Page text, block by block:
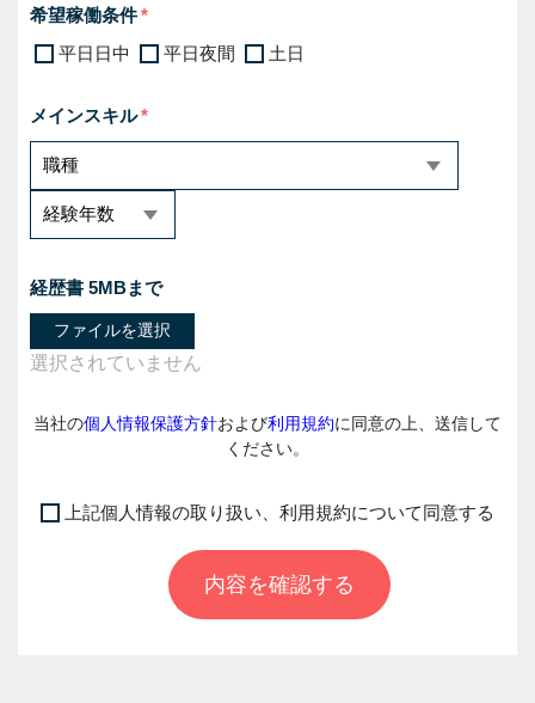
希望稼働条件
平日日中
平日夜間 土日
メインスキル
経歴書 5MBまで
ファイルを選択
当社の個人情報保護方針および利用規約に同意の上、送信して
ください。
上記個人情報の取り扱い、利用規約について同意する
内容を確認する